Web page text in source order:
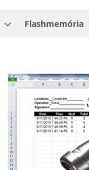
Flashmemória